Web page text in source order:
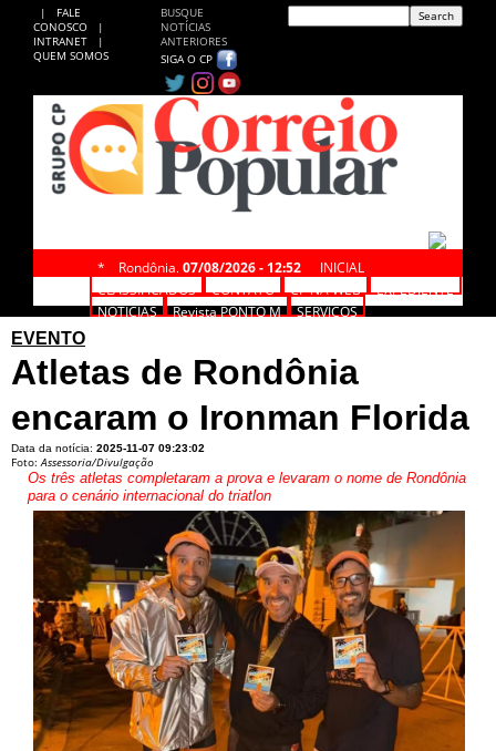
|
FALE
CONOSCO
|
INTRANET
|
QUEM SOMOS
BUSQUE
NOTÍCIAS
ANTERIORES
SIGA O CP
* Rondônia, 07/08/2026 - 12:52
INICIAL
CLASSIFICADOS
CONTATO CP NA WEB
EXPEDIENTE
NOTÍCIAS
Revista PONTO M
SERVIÇOS
EVENTO
Atletas de Rondônia
encaram o Ironman Florida
Data da notícia: 2025-11-07 09:23:02
Foto:Assessoria/Divulgação
Os três atletas completaram a prova e levaram o nome de Rondônia
para o cenário internacional do triatlon